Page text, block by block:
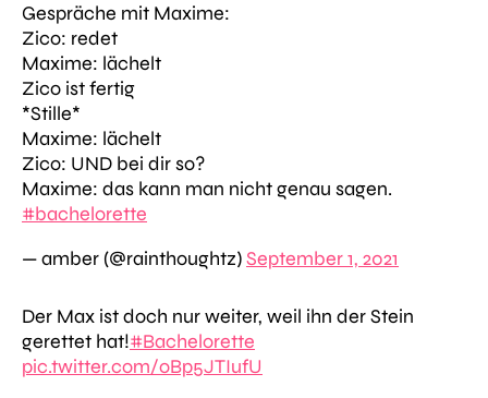
Gespräche mit Maxime:
Zico: redet
Maxime: lächelt
Zico ist fertig
*Stille*
Maxime: lächelt
Zico: UND bei dir so?
Maxime: das kann man nicht genau sagen.
#bachelorette
— amber (@rainthoughtz)September 1, 2021
Der Max ist doch nur weiter, weil ihn der Stein
gerettet hat!#Bachelorette
pic.twitter.com/oBp5JTIufU